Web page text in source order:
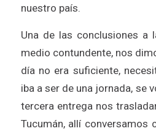
nuestro país.
Una de las conclusiones a
medio contundente, nos
día no era suficiente,
iba a ser de una jornada, se
tercera entrega nos
Tucumán, allí conversamos